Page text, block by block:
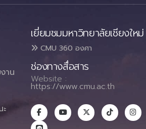
าน
เยี่ยมชมมหาวิทยาลัยเชียงใหม่
CMU 360 องศา
ช่องทางสื่อสาร
Website :
https://www.cmu.ac.th